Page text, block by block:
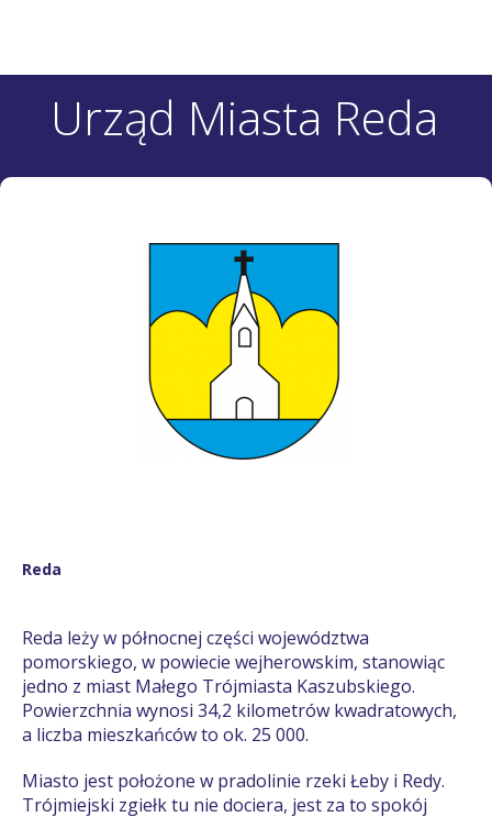
Urząd Miasta Reda
Reda
Reda leży w północnej części województwa
pomorskiego, w powiecie wejherowskim, stanowiąc
jedno z miast Małego Trójmiasta Kaszubskiego.
Powierzchnia wynosi 34,2 kilometrów kwadratowych,
a liczba mieszkańców to ok. 25 000.
Miasto jest położone w pradolinie rzeki Łeby i Redy.
Trójmiejski zgiełk tu nie dociera, jest za to spokój